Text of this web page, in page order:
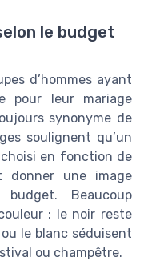
le budget
d’hommes ayant
pour leur mariage
synonyme de
soulignent qu’un
en fonction de
une image
Beaucoup
: le noir reste
le blanc séduisent
ou champêtre.